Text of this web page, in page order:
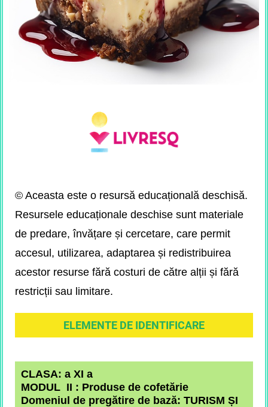
© Aceasta este o resursă educațională deschisă.
Resursele educaționale deschise sunt materiale
de predare, învățare și cercetare, care permit
accesul, utilizarea, adaptarea și redistribuirea
acestor resurse fără costuri de către alții și fără
restricții sau limitare.
ELEMENTE DE IDENTIFICARE
CLASA: a XI a
MODUL II : Produse de cofetărie
Domeniul de pregătire de bază: TURISM ȘI